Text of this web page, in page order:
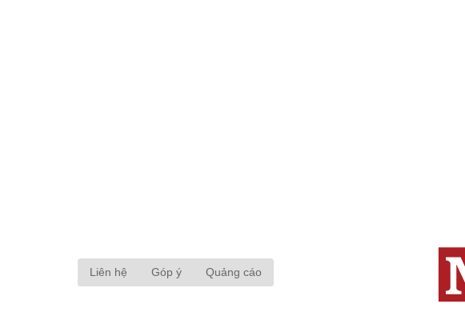
Liên hệ Góp ý Quảng cáo